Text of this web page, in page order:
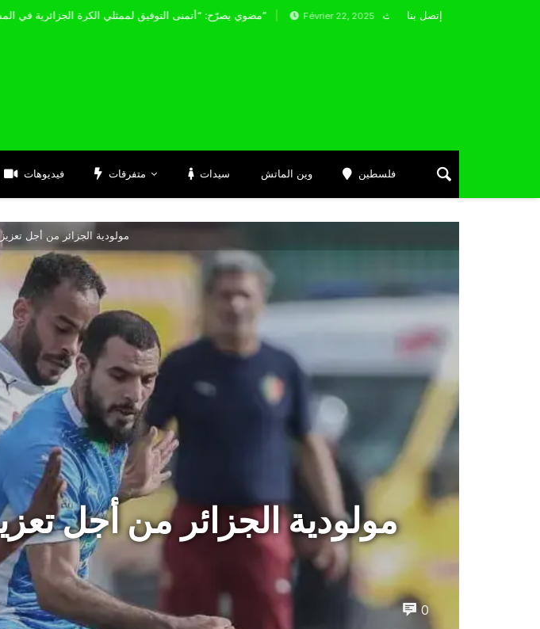
مضوي يصرّح: “أتمنى التوفيق لممثلي الكرة الجزائرية في المسابقات القارية” Février 22, 2025 تعكر صفو انتصار ولفرهامبتون على بورنموث
إتصل بنا
فيديوهات متفرقات سيدات وين الماتش فلسطين
مولودية الجزائر من أجل
مولودية الجزائر من أجل
0